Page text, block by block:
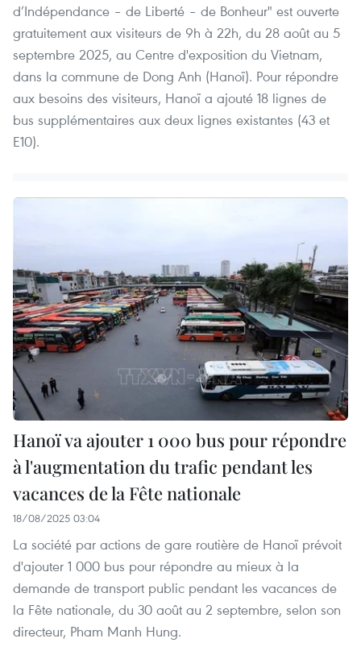
d’Indépendance – de Liberté – de Bonheur" est ouverte
gratuitement aux visiteurs de 9h à 22h, du 28 août au 5
septembre 2025, au Centre d'exposition du Vietnam,
dans la commune de Dong Anh (Hanoï). Pour répondre
aux besoins des visiteurs, Hanoï a ajouté 18 lignes de
bus supplémentaires aux deux lignes existantes (43 et
E10).
Hanoï va ajouter 1 000 bus pour répondre
à l'augmentation du trafic pendant les
vacances de la Fête nationale
18/08/2025 03:04
La société par actions de gare routière de Hanoï prévoit
d'ajouter 1 000 bus pour répondre au mieux à la
demande de transport public pendant les vacances de
la Fête nationale, du 30 août au 2 septembre, selon son
directeur, Pham Manh Hung.